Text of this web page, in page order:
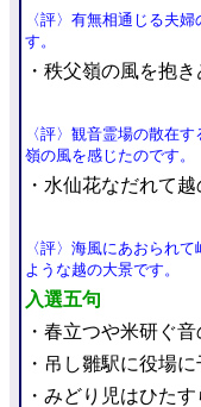
〈評〉有無相通じる夫
す。
・秩父嶺の風を抱
〈評〉観音霊場の散在
嶺の風を感じたのです。
・水仙花なだれて越
〈評〉海風にあおられ
ような越の大景です。
入選五句
・春立つや米研ぐ
・吊し雛駅に役場
・みどり児はひた